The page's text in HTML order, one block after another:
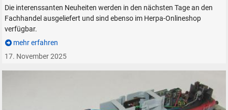
Die interenssanten Neuheiten werden in den nächsten Tage an den
Fachhandel ausgeliefert und sind ebenso im Herpa-Onlineshop
verfügbar.
mehr erfahren
17. November 2025